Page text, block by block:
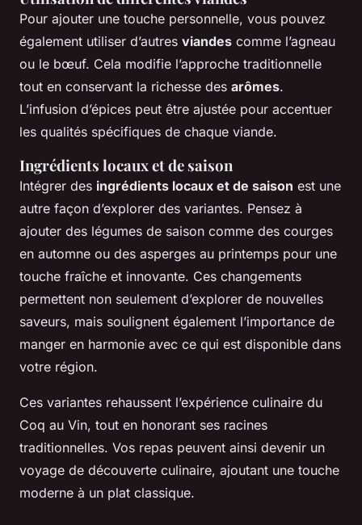
Pour ajouter une touche personnelle, vous pouvez
également utiliser d’autres viandes comme l’agneau
ou le bœuf. Cela modifie l’approche traditionnelle
tout en conservant la richesse des arômes.
L’infusion d’épices peut être ajustée pour accentuer
les qualités spécifiques de chaque viande.
Ingrédients locaux et de saison
Intégrer des ingrédients locaux et de saison est une
autre façon d’explorer des variantes. Pensez à
ajouter des légumes de saison comme des courges
en automne ou des asperges au printemps pour une
touche fraîche et innovante. Ces changements
permettent non seulement d’explorer de nouvelles
saveurs, mais soulignent également l’importance de
manger en harmonie avec ce qui est disponible dans
votre région.
Ces variantes rehaussent l’expérience culinaire du
Coq au Vin, tout en honorant ses racines
traditionnelles. Vos repas peuvent ainsi devenir un
voyage de découverte culinaire, ajoutant une touche
moderne à un plat classique.